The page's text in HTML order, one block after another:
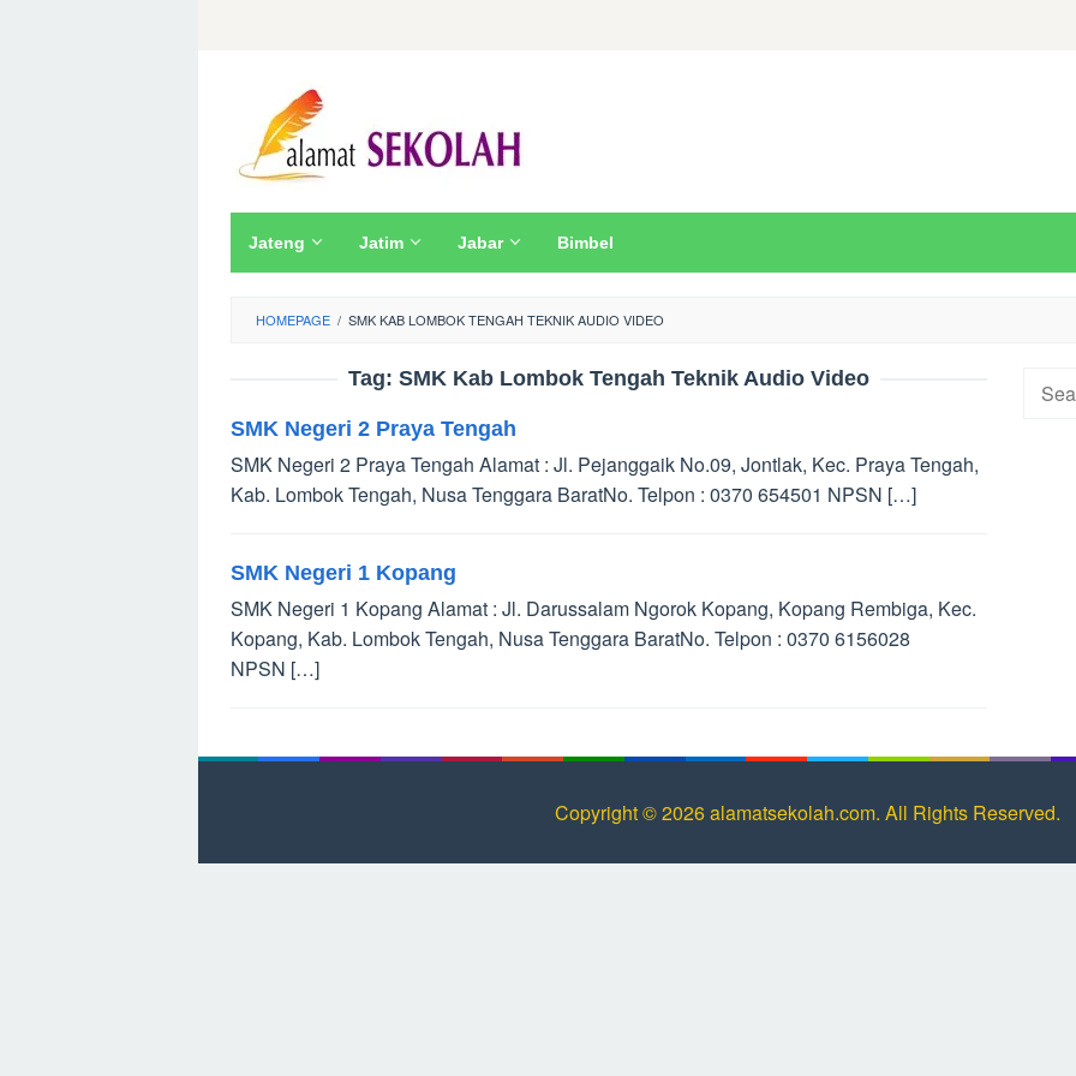
Jateng Jatim Jabar Bimbel
HOMEPAGE / SMK KAB LOMBOK TENGAH TEKNIK AUDIO VIDEO
Tag: SMK Kab Lombok Tengah Teknik Audio Video
SMK Negeri 2 Praya Tengah
SMK Negeri 2 Praya Tengah Alamat : Jl. Pejanggaik No.09, Jontlak, Kec. Praya Tengah,
Kab. Lombok Tengah, Nusa Tenggara BaratNo. Telpon : 0370 654501 NPSN […]
SMK Negeri 1 Kopang
SMK Negeri 1 Kopang Alamat : Jl. Darussalam Ngorok Kopang, Kopang Rembiga, Kec.
Kopang, Kab. Lombok Tengah, Nusa Tenggara BaratNo. Telpon : 0370 6156028
NPSN […]
Copyright © 2026 alamatsekolah.com. All Rights Reserved.